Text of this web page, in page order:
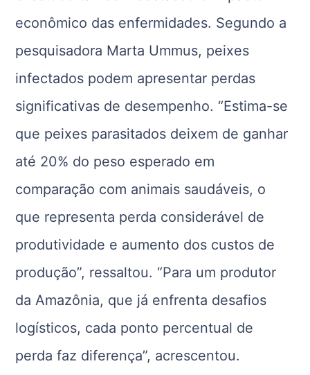
econômico das enfermidades. Segundo a
pesquisadora Marta Ummus, peixes
infectados podem apresentar perdas
significativas de desempenho. “Estima-se
que peixes parasitados deixem de ganhar
até 20% do peso esperado em
comparação com animais saudáveis, o
que representa perda considerável de
produtividade e aumento dos custos de
produção”, ressaltou. “Para um produtor
da Amazônia, que já enfrenta desafios
logísticos, cada ponto percentual de
perda faz diferença”, acrescentou.